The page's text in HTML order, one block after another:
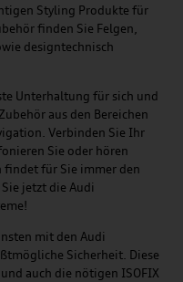
Styling Produkte für
finden Sie Felgen,
designtechnisch
Unterhaltung für sich und
aus den Bereichen
Verbinden Sie Ihr
Sie oder hören
findet für Sie immer den
jetzt die Audi
mit den Audi
Sicherheit. Diese
auch die nötigen ISOFIX